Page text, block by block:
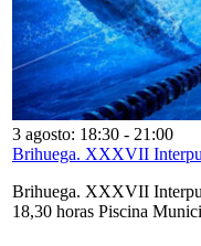
3 agosto: 18:30 - 21:00
Brihuega. XXXVII
Brihuega. XXXVII
18,30 horas Piscina